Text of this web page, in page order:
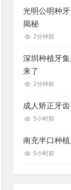
光明公明种
揭秘
2分钟前
深圳种植牙
来了
2分钟前
成人矫正牙
5小时前
南充半口种
5小时前